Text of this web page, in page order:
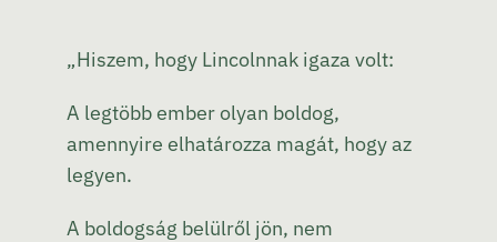
„Hiszem, hogy Lincolnnak igaza volt:
A legtöbb ember olyan boldog,
amennyire elhatározza magát, hogy az
legyen.
A boldogság belülről jön, nem